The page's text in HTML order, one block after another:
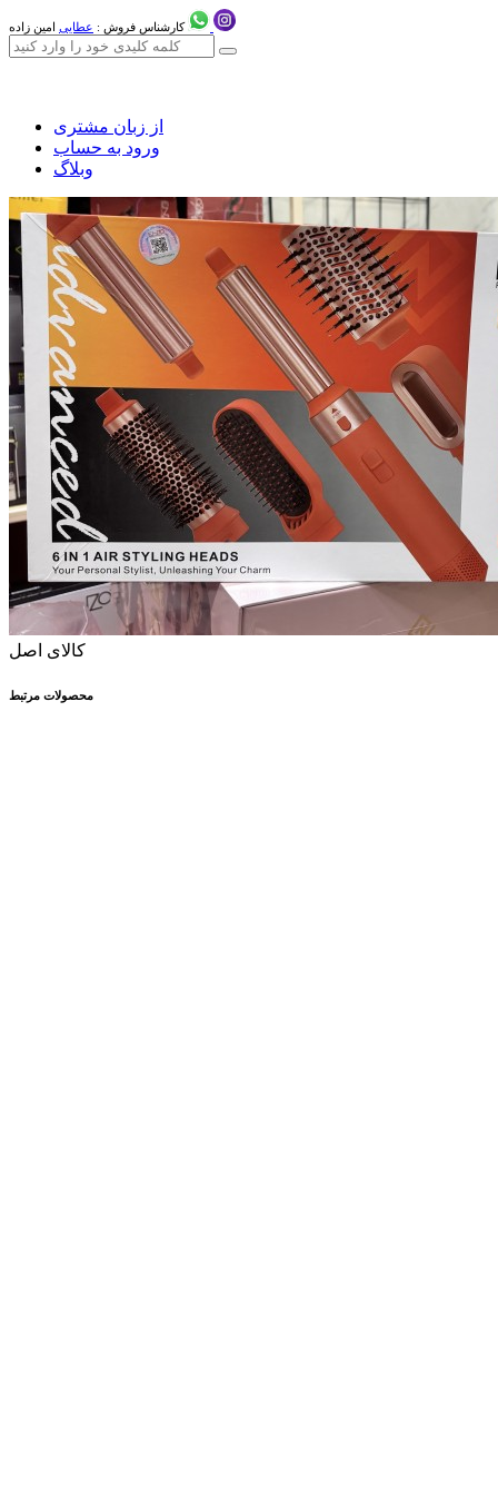
کارشناس فروش : عطایی امین زاده
از زبان مشتری
ورود به حساب
وبلاگ
کالای اصل
محصولات مرتبط